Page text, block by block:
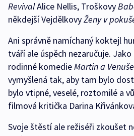
RevivalAlice Nellis, Troškovy
někdejší VejdělkovyŽeny v
Ani správně namíchaný koktejl
tváří ale úspěch nezaručuje.
rodinné komedieMartin a Venuše
vymyšlená tak, aby tam bylo
bylo vtipné, veselé, roztomilé a
filmová kritička Darina
Svoje štěstí ale režiséři zkoušet